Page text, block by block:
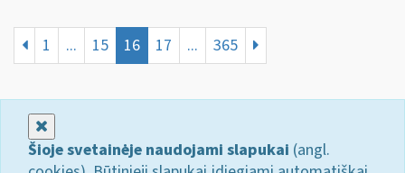
1 ... 15 16 17 ... 365
Šioje svetainėje naudojami slapukai (angl.